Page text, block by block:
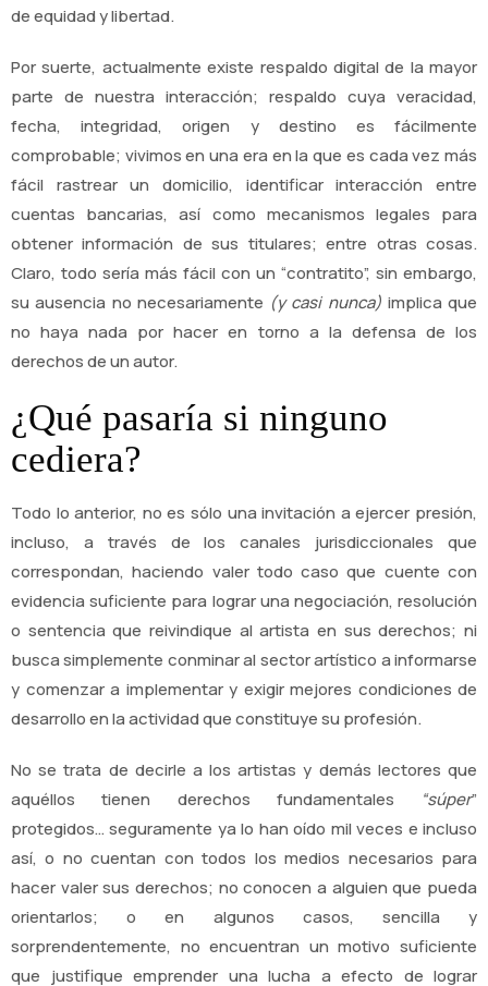
de equidad y libertad.
Por suerte, actualmente existe respaldo digital de la mayor
parte de nuestra interacción; respaldo cuya veracidad,
fecha, integridad, origen y destino es fácilmente
comprobable; vivimos en una era en la que es cada vez más
fácil rastrear un domicilio, identificar interacción entre
cuentas bancarias, así como mecanismos legales para
obtener información de sus titulares; entre otras cosas.
Claro, todo sería más fácil con un “contratito”, sin embargo,
su ausencia no necesariamente (y casi nunca) implica que
no haya nada por hacer en torno a la defensa de los
derechos de un autor.
¿Qué pasaría si ninguno
cediera?
Todo lo anterior, no es sólo una invitación a ejercer presión,
incluso, a través de los canales jurisdiccionales que
correspondan, haciendo valer todo caso que cuente con
evidencia suficiente para lograr una negociación, resolución
o sentencia que reivindique al artista en sus derechos; ni
busca simplemente conminar al sector artístico a informarse
y comenzar a implementar y exigir mejores condiciones de
desarrollo en la actividad que constituye su profesión.
No se trata de decirle a los artistas y demás lectores que
aquéllos tienen derechos fundamentales
“súper”
protegidos… seguramente ya lo han oído mil veces e incluso
así, o no cuentan con todos los medios necesarios para
hacer valer sus derechos; no conocen a alguien que pueda
orientarlos; o en algunos casos, sencilla y
sorprendentemente, no encuentran un motivo suficiente
que justifique emprender una lucha a efecto de lograr